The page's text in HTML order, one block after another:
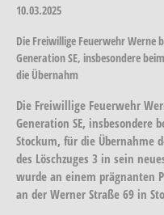
10.03.2025
Die Freiwillige Feuerwehr Werne
Generation SE, insbesondere
die Übernahm
Die Freiwillige Feuerwehr
Generation SE, insbesondere
Stockum, für die Übernahme
des Löschzuges 3 in sein
wurde an einem prägnanten
an der Werner Straße 69 in